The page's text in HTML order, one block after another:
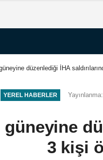
düzenlediği İHA
YEREL HABERLER
3 kişi